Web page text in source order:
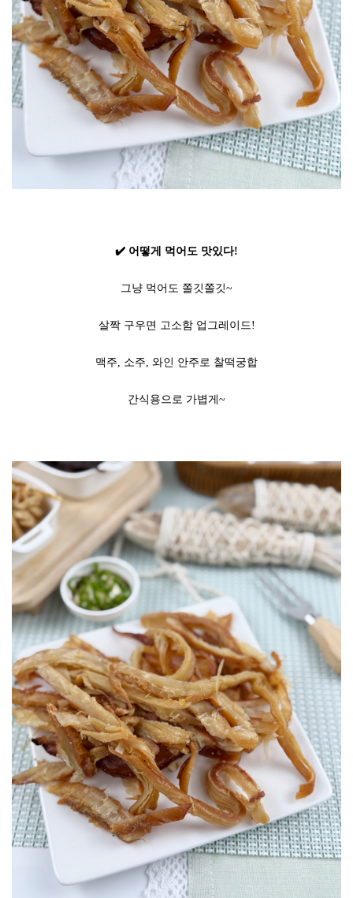
✔️ 어떻게 먹어도 맛있다!
그냥 먹어도 쫄깃쫄깃~
살짝 구우면 고소함 업그레이드!
맥주, 소주, 와인 안주로 찰떡궁합
간식용으로 가볍게~